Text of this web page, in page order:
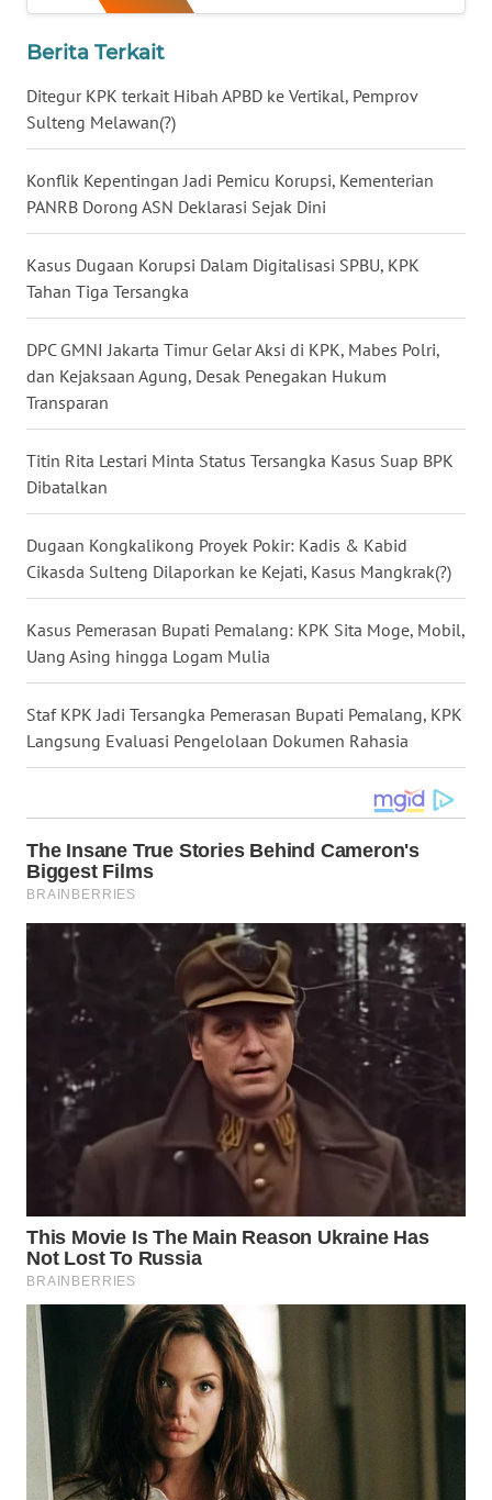
Berita Terkait
Ditegur KPK terkait Hibah APBD ke Vertikal, Pemprov
Sulteng Melawan(?)
Konflik Kepentingan Jadi Pemicu Korupsi, Kementerian
PANRB Dorong ASN Deklarasi Sejak Dini
Kasus Dugaan Korupsi Dalam Digitalisasi SPBU, KPK
Tahan Tiga Tersangka
DPC GMNI Jakarta Timur Gelar Aksi di KPK, Mabes Polri,
dan Kejaksaan Agung, Desak Penegakan Hukum
Transparan
Titin Rita Lestari Minta Status Tersangka Kasus Suap BPK
Dibatalkan
Dugaan Kongkalikong Proyek Pokir: Kadis & Kabid
Cikasda Sulteng Dilaporkan ke Kejati, Kasus Mangkrak(?)
Kasus Pemerasan Bupati Pemalang: KPK Sita Moge, Mobil,
Uang Asing hingga Logam Mulia
Staf KPK Jadi Tersangka Pemerasan Bupati Pemalang, KPK
Langsung Evaluasi Pengelolaan Dokumen Rahasia
NUSANTARA
WN
JOGJA
WN
JATIM
WN
BALI
WN
KALBAR
WN
KALTENG
WN
KALTARA
WN
KALSEL
WN
GORONTALO
WN
SULUT
WN
MALUKU
WN
MALUT
WN
DANAU
NIAS
LANGKAT